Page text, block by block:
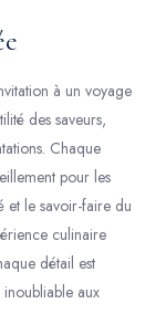
à un voyage
des saveurs,
Chaque
pour les
et le savoir-faire du
culinaire
détail est
aux